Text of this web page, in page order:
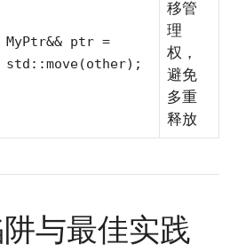
MyPtr&& ptr =
std::move(other);
移管
理
权，
避免
多重
释放
与最佳实践